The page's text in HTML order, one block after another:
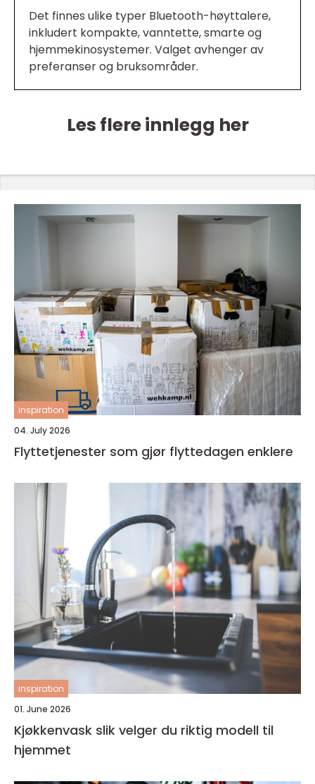
Det finnes ulike typer Bluetooth-høyttalere,
inkludert kompakte, vanntette, smarte og
hjemmekinosystemer. Valget avhenger av
preferanser og bruksområder.
Les flere innlegg her
inspiration
04. July 2026
Flyttetjenester som gjør flyttedagen enklere
inspiration
01. June 2026
Kjøkkenvask slik velger du riktig modell til
hjemmet